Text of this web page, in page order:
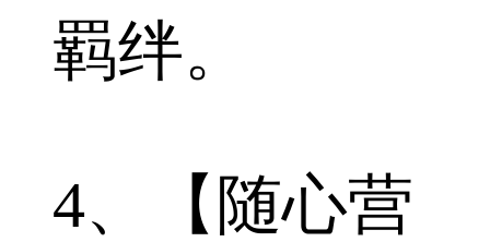
羁绊。
4、【随心营